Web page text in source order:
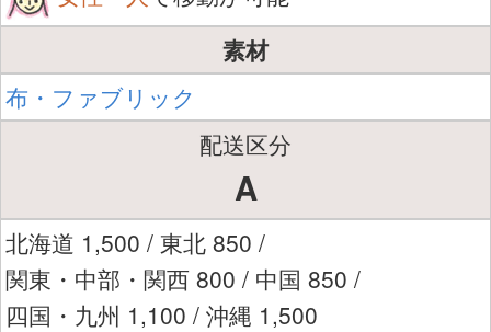
素材
布・ファブリック
配送区分
A
北海道 1,500 / 東北 850 /
関東・中部・関西 800 / 中国 850 /
四国・九州 1,100 / 沖縄 1,500